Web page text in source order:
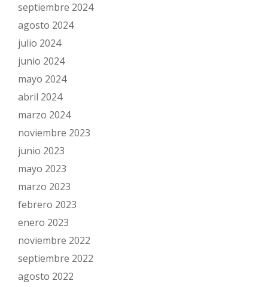
septiembre 2024
agosto 2024
julio 2024
junio 2024
mayo 2024
abril 2024
marzo 2024
noviembre 2023
junio 2023
mayo 2023
marzo 2023
febrero 2023
enero 2023
noviembre 2022
septiembre 2022
agosto 2022